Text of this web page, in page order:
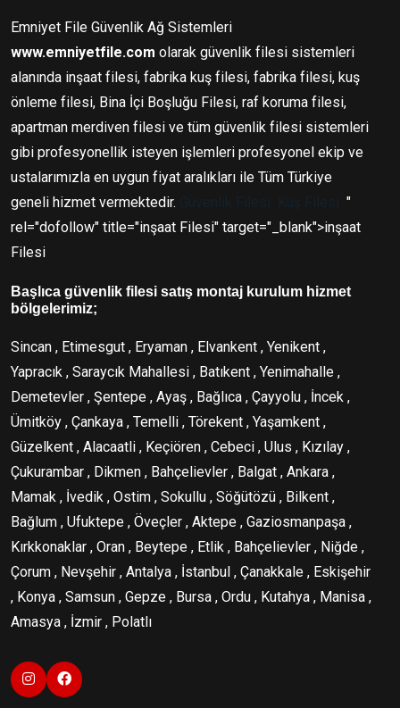
Emniyet File Güvenlik Ağ Sistemleri
www.emniyetfile.com olarak güvenlik filesi sistemleri
alanında inşaat filesi, fabrika kuş filesi, fabrika filesi, kuş
önleme filesi, Bina İçi Boşluğu Filesi, raf koruma filesi,
apartman merdiven filesi ve tüm güvenlik filesi sistemleri
gibi profesyonellik isteyen işlemleri profesyonel ekip ve
ustalarımızla en uygun fiyat aralıkları ile Tüm Türkiye
geneli hizmet vermektedir.
"
rel="dofollow" title="inşaat Filesi" target="_blank">inşaat
Filesi
Başlıca güvenlik filesi satış montaj kurulum hizmet
bölgelerimiz;
Sincan , Etimesgut , Eryaman , Elvankent , Yenikent ,
Yapracık , Saraycık Mahallesi , Batıkent , Yenimahalle ,
Demetevler , Şentepe , Ayaş , Bağlıca , Çayyolu , İncek ,
Ümitköy , Çankaya , Temelli , Törekent , Yaşamkent ,
Güzelkent , Alacaatli , Keçiören , Cebeci , Ulus , Kızılay ,
Çukurambar , Dikmen , Bahçelievler , Balgat , Ankara ,
Mamak , İvedik , Ostim , Sokullu , Söğütözü , Bilkent ,
Bağlum , Ufuktepe , Öveçler , Aktepe , Gaziosmanpaşa ,
Kırkkonaklar , Oran , Beytepe , Etlik , Bahçelievler , Niğde ,
Çorum , Nevşehir , Antalya , İstanbul , Çanakkale , Eskişehir
, Konya , Samsun , Gepze , Bursa , Ordu , Kutahya , Manisa ,
Amasya , İzmir , Polatlı